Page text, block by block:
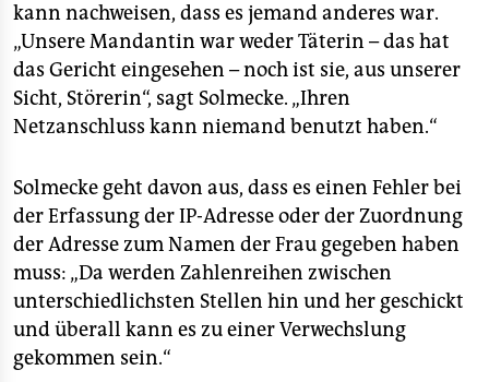
kann nachweisen, dass es jemand anderes war.
„Unsere Mandantin war weder Täterin – das hat
das Gericht eingesehen – noch ist sie, aus unserer
Sicht, Störerin“, sagt Solmecke. „Ihren
Netzanschluss kann niemand benutzt haben.“
Solmecke geht davon aus, dass es einen Fehler bei
der Erfassung der IP-Adresse oder der Zuordnung
der Adresse zum Namen der Frau gegeben haben
muss: „Da werden Zahlenreihen zwischen
unterschiedlichsten Stellen hin und her geschickt
und überall kann es zu einer Verwechslung
gekommen sein.“